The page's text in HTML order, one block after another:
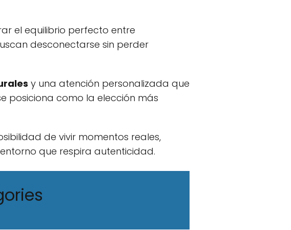
el equilibrio perfecto entre
desconectarse sin perder
y una atención personalizada que
posiciona como la elección más
de vivir momentos reales,
que respira autenticidad.